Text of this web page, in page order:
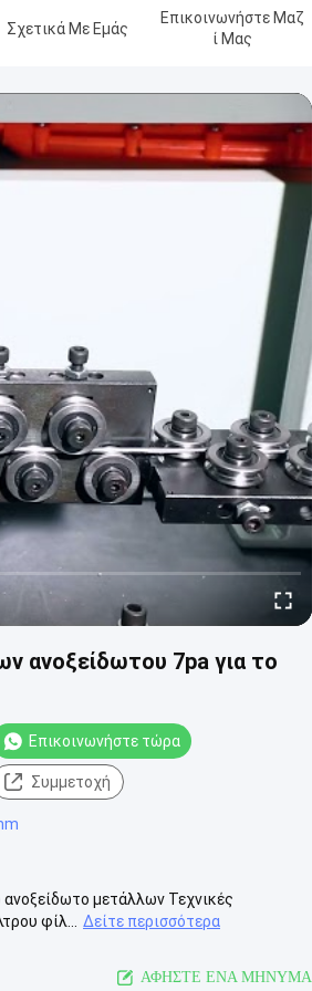
Σχετικά Με Εμάς
Επικοινωνήστε Μαζ
Ί Μας
ανοξείδωτου 7pa για το
Επικοινωνήστε τώρα
Συμμετοχή
μετάλλων Τεχνικές
φίλ...
Δείτε περισσότερα
ΑΦΗΣΤΕ ΕΝΑ ΜΗΝΥΜΑ